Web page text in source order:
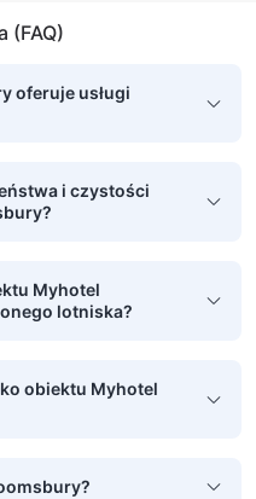
(FAQ)
oferuje usługi
i czystości
Myhotel
lotniska?
obiektu Myhotel